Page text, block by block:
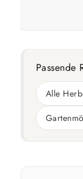
Passende
Alle